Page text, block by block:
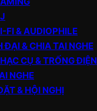
FI & AUDIOPHILE
ĐẠI & CHIA TAI NGHE
CỤ & TRỐNG ĐIỆN
NGHE
& HỘI NGHỊ